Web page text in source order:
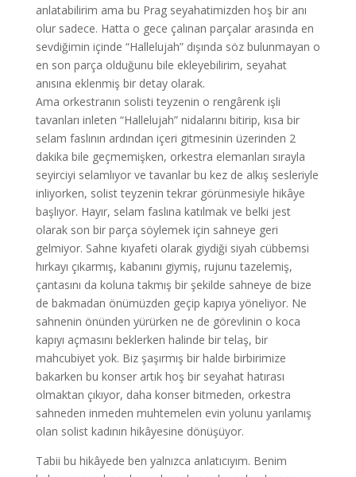
anlatabilirim ama bu Prag seyahatimizden hoş bir anı
olur sadece. Hatta o gece çalınan parçalar arasında en
sevdiğimin içinde “Hallelujah” dışında söz bulunmayan o
en son parça olduğunu bile ekleyebilirim, seyahat
anısına eklenmiş bir detay olarak.
Ama orkestranın solisti teyzenin o rengârenk işli
tavanları inleten “Hallelujah” nidalarını bitirip, kısa bir
selam faslının ardından içeri gitmesinin üzerinden 2
dakika bile geçmemişken, orkestra elemanları sırayla
seyirciyi selamlıyor ve tavanlar bu kez de alkış sesleriyle
inliyorken, solist teyzenin tekrar görünmesiyle hikâye
başlıyor. Hayır, selam faslına katılmak ve belki jest
olarak son bir parça söylemek için sahneye geri
gelmiyor. Sahne kıyafeti olarak giydiği siyah cübbemsi
hırkayı çıkarmış, kabanını giymiş, rujunu tazelemiş,
çantasını da koluna takmış bir şekilde sahneye de bize
de bakmadan önümüzden geçip kapıya yöneliyor. Ne
sahnenin önünden yürürken ne de görevlinin o koca
kapıyı açmasını beklerken halinde bir telaş, bir
mahcubiyet yok. Biz şaşırmış bir halde birbirimize
bakarken bu konser artık hoş bir seyahat hatırası
olmaktan çıkıyor, daha konser bitmeden, orkestra
sahneden inmeden muhtemelen evin yolunu yarılamış
olan solist kadının hikâyesine dönüşüyor.
Tabii bu hikâyede ben yalnızca anlatıcıyım. Benim